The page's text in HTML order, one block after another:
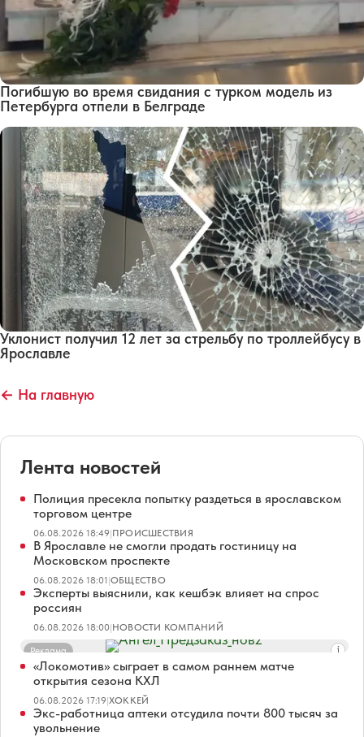
Погибшую во время свидания с турком модель из
Петербурга отпели в Белграде
Уклонист получил 12 лет за стрельбу по троллейбусу в
Ярославле
← На главную
Лента новостей
Полиция пресекла попытку раздеться в ярославском
торговом центре
06.08.2026 18:49|ПРОИСШЕСТВИЯ
В Ярославле не смогли продать гостиницу на
Московском проспекте
06.08.2026 18:01|ОБЩЕСТВО
Эксперты выяснили, как кешбэк влияет на спрос
россиян
06.08.2026 18:00|НОВОСТИ КОМПАНИЙ
Реклама
«Локомотив» сыграет в самом раннем матче
открытия сезона КХЛ
06.08.2026 17:19|ХОККЕЙ
Экс-работница аптеки отсудила почти 800 тысяч за
увольнение